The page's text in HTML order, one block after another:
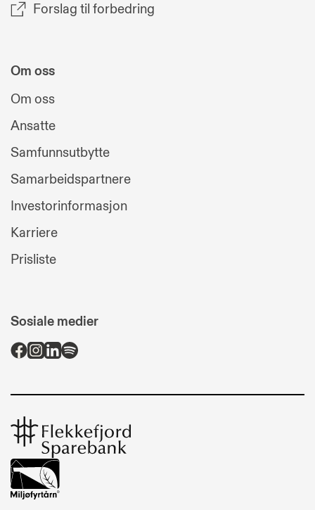
Forslag til forbedring
Om oss
Om oss
Ansatte
Samfunnsutbytte
Samarbeidspartnere
Investorinformasjon
Karriere
Prisliste
Sosiale medier
Flekkefjord
Sparebank